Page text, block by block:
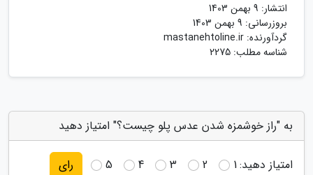
انتشار: 9 بهمن 1403
بروزرسانی: 9 بهمن 1403
گردآورنده: mastanehtoline.ir
شناسه مطلب: 2275
به "راز خوشمزه شدن عدس پلو چیست؟" امتیاز دهید
امتیاز دهید:1
2
3
4
5 رای